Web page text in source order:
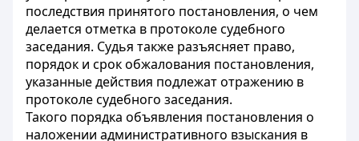
последствия принятого постановления, о чем
делается отметка в протоколе судебного
заседания. Судья также разъясняет право,
порядок и срок обжалования постановления,
указанные действия подлежат отражению в
протоколе судебного заседания.
Такого порядка объявления постановления о
наложении административного взыскания в